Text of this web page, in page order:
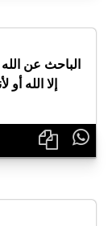
الباحث عن
إلا الله أو
